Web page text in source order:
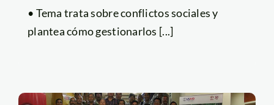
• Tema trata sobre conflictos sociales y
plantea cómo gestionarlos [...]